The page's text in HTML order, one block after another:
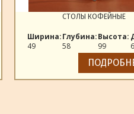
СТОЛЫ КОФЕЙНЫЕ
Ширина:
49
Глубина:
58
Высота:
99